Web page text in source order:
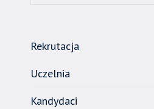
Rekrutacja
Uczelnia
Kandydaci